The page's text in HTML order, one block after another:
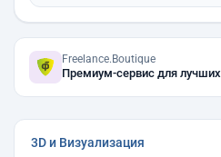
Freelance.Boutique
Премиум-сервис для
3D и Визуализация